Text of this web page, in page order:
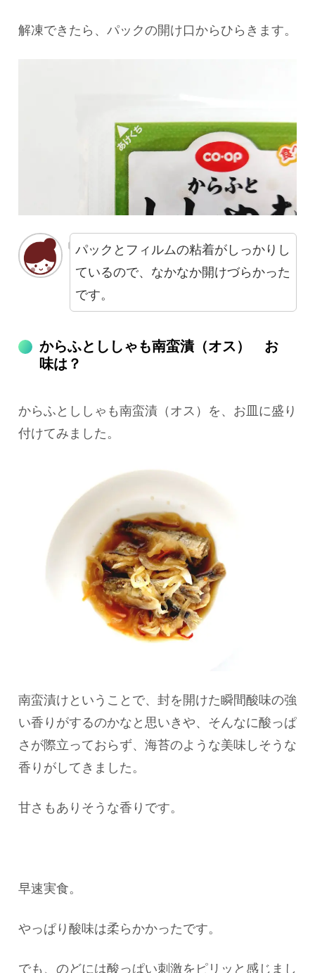
解凍できたら、パックの開け口からひらきます。
パックとフィルムの粘着がしっかりし
ているので、なかなか開けづらかった
です。
からふとししゃも南蛮漬（オス） お
味は？
からふとししゃも南蛮漬（オス）を、お皿に盛り
付けてみました。
南蛮漬けということで、封を開けた瞬間酸味の強
い香りがするのかなと思いきや、そんなに酸っぱ
さが際立っておらず、海苔のような美味しそうな
香りがしてきました。
甘さもありそうな香りです。
早速実食。
やっぱり酸味は柔らかかったです。
でも、のどには酸っぱい刺激をピリッと感じまし